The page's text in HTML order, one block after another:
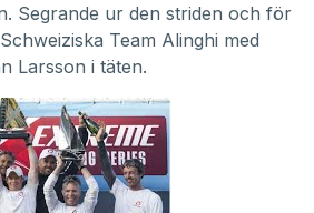
Segrande ur den striden och för
Team Alinghi med
Larsson i täten.